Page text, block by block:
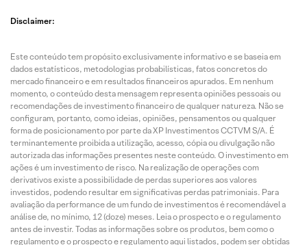
Disclaimer:
Este conteúdo tem propósito exclusivamente informativo e se baseia em
dados estatísticos, metodologias probabilísticas, fatos concretos do
mercado financeiro e em resultados financeiros apurados. Em nenhum
momento, o conteúdo desta mensagem representa opiniões pessoais ou
recomendações de investimento financeiro de qualquer natureza. Não se
configuram, portanto, como ideias, opiniões, pensamentos ou qualquer
forma de posicionamento por parte da XP Investimentos CCTVM S/A. É
terminantemente proibida a utilização, acesso, cópia ou divulgação não
autorizada das informações presentes neste conteúdo. O investimento em
ações é um investimento de risco. Na realização de operações com
derivativos existe a possibilidade de perdas superiores aos valores
investidos, podendo resultar em significativas perdas patrimoniais. Para
avaliação da performance de um fundo de investimentos é recomendável a
análise de, no mínimo, 12 (doze) meses. Leia o prospecto e o regulamento
antes de investir. Todas as informações sobre os produtos, bem como o
regulamento e o prospecto e regulamento aqui listados, podem ser obtidas